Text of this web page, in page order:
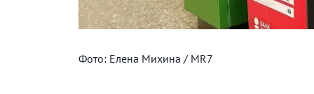
Фото: Елена Михина / MR7